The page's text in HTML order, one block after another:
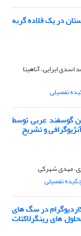
در یک قلاده گربه
ایرایی، آناهیتا
تفصیلی
گوسفند عربی توسط
و تشریح
مهدی شهرکی
تفصیلی
در سگ های
های رینگرلاکتات